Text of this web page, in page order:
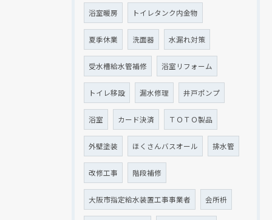
浴室暖房 トイレタンク内金物
夏季休業 洗面器 水漏れ対策
受水槽給水管補修 浴室リフォーム
トイレ移設 漏水修理 井戸ポンプ
浴室 カード決済 ＴＯＴＯ製品
外壁塗装 ほくさんバスオール 排水管
改修工事 階段補修
大阪市指定給水装置工事事業者 会所枡